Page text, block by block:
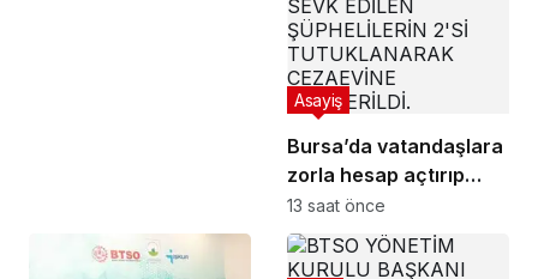
Bursa’da vatandaşlara
zorla hesap açtırıp
kara para aklayan
şahıslara baskın
Asayiş
13 saat önce